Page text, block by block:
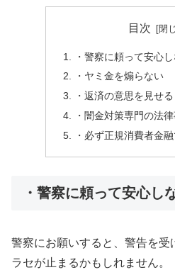
目次
・警察に頼って安心
・ヤミ金を煽らない
・返済の意思を見せる
・闇金対策専門の法
・必ず正規消費者金
・警察に頼って安心し
警察にお願いすると、警告を
ラセが止まるかもしれません。